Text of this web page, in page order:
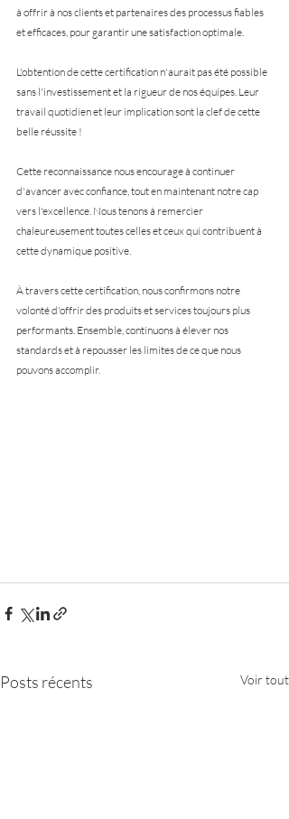
à offrir à nos clients et partenaires des processus fiables
et efficaces, pour garantir une satisfaction optimale.
L'obtention de cette certification n'aurait pas été possible
sans l'investissement et la rigueur de nos équipes. Leur
travail quotidien et leur implication sont la clef de cette
belle réussite !
Cette reconnaissance nous encourage à continuer
d'avancer avec confiance, tout en maintenant notre cap
vers l'excellence. Nous tenons à remercier
chaleureusement toutes celles et ceux qui contribuent à
cette dynamique positive.
À travers cette certification, nous confirmons notre
volonté d'offrir des produits et services toujours plus
performants. Ensemble, continuons à élever nos
standards et à repousser les limites de ce que nous
pouvons accomplir.
Posts récents Voir tout